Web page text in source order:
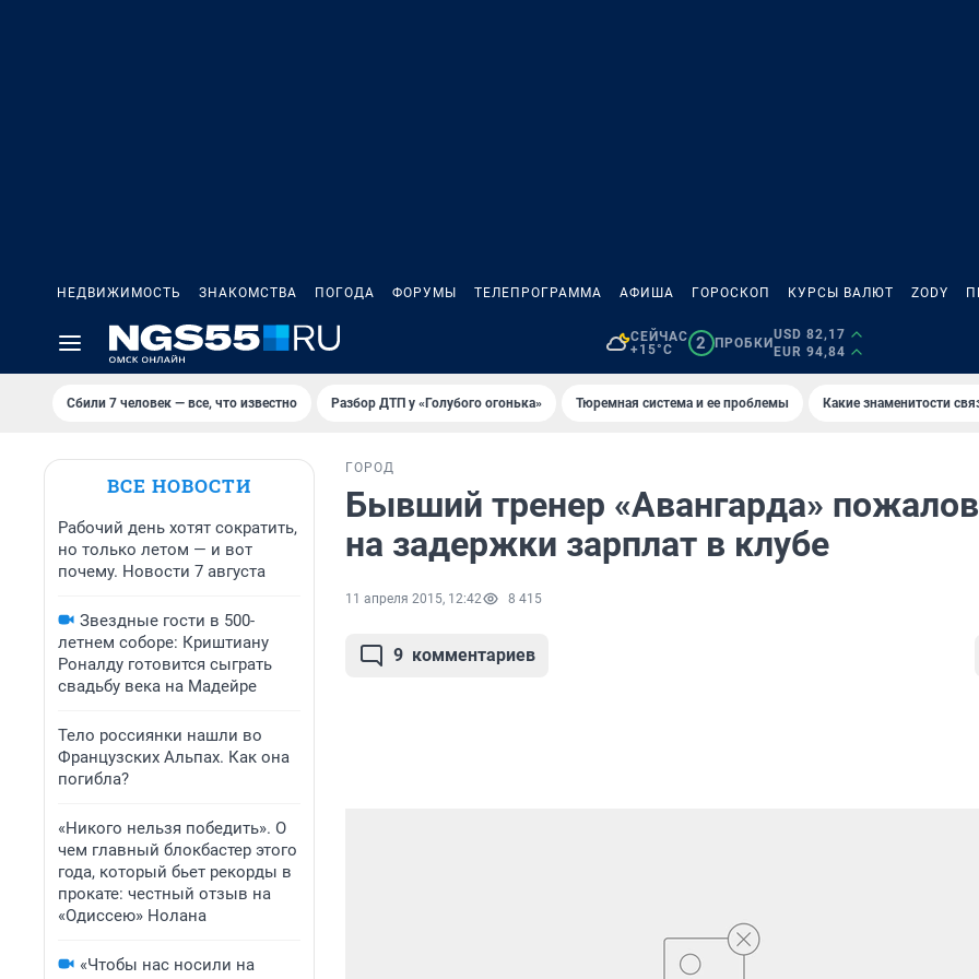
НЕДВИЖИМОСТЬ ЗНАКОМСТВА ПОГОДА ФОРУМЫ ТЕЛЕПРОГРАММА АФИША ГОРОСКОП КУРСЫ ВАЛЮТ ZODY
СЕЙЧАС
+15°C
2 ПРОБКИ
USD 82,17
EUR 94,84
Сбили 7 человек — все, что известно Разбор ДТП у «Голубого огонька» Тюремная система и ее проблемы Какие знаменитости
ВСЕ НОВОСТИ
Рабочий день хотят сократить,
но только летом — и вот
почему. Новости 7 августа
Звездные гости в 500-
летнем соборе: Криштиану
Роналду готовится сыграть
свадьбу века на Мадейре
Тело россиянки нашли во
Французских Альпах. Как она
погибла?
«Никого нельзя победить». О
чем главный блокбастер этого
года, который бьет рекорды в
прокате: честный отзыв на
«Одиссею» Нолана
«Чтобы нас носили на
ГОРОД
Бывший тренер «Авангарда»
на задержки зарплат в клубе
11 апреля 2015, 12:42 8 415
9 комментариев